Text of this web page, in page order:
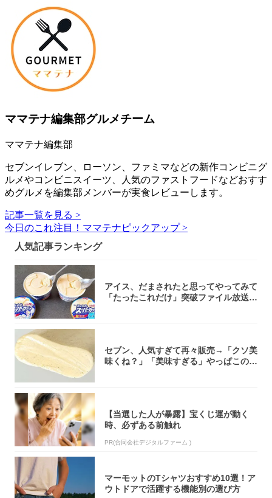
ママテナ編集部グルメチーム
ママテナ編集部
セブンイレブン、ローソン、ファミマなどの新作コンビニグ
ルメやコンビニスイーツ、人気のファストフードなどおすす
めグルメを編集部メンバーが実食レビューします。
記事一覧を見る >
今日のこれ注目！ママテナピックアップ >
人気記事ランキング
アイス、だまされたと思ってやってみて
「たったこれだけ」突破ファイル放送で
セブン、人気すぎて再々販売→「クソ美
味くね？」「美味すぎる」やっぱこのク
【当選した人が暴露】宝くじ運が動く
時、必ずある前触れ
PR(合同会社デジタルファーム )
マーモットのTシャツおすすめ10選！ア
ウトドアで活躍する機能別の選び方